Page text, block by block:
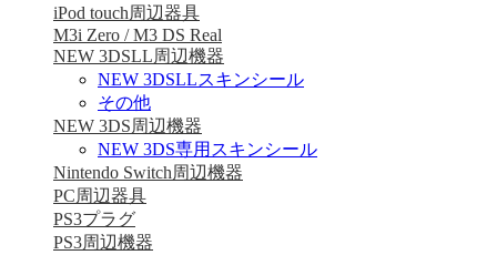
iPod touch周辺器具
M3i Zero / M3 DS Real
NEW 3DSLL周辺機器
NEW 3DSLLスキンシール
その他
NEW 3DS周辺機器
NEW 3DS専用スキンシール
Nintendo Switch周辺機器
PC周辺器具
PS3プラグ
PS3周辺機器